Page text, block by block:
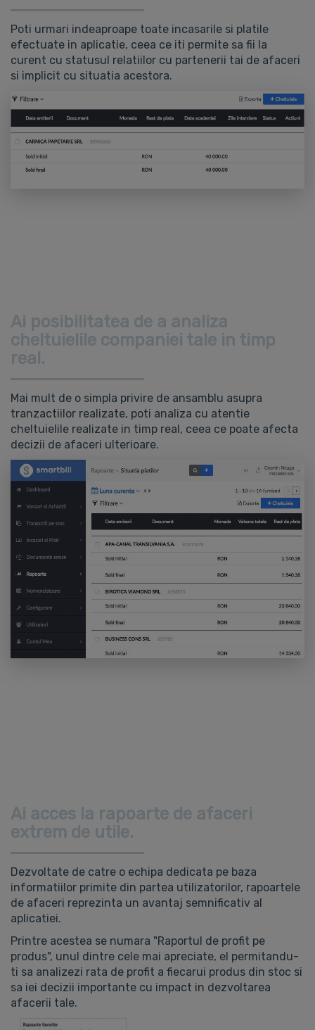
Poti urmari indeaproape toate incasarile si platile
efectuate in aplicatie, ceea ce iti permite sa fii la
curent cu statusul relatiilor cu partenerii tai de afaceri
si implicit cu situatia acestora.
Ai posibilitatea de a analiza
cheltuielile companiei tale in timp
real.
Mai mult de o simpla privire de ansamblu asupra
tranzactiilor realizate, poti analiza cu atentie
cheltuielile realizate in timp real, ceea ce poate afecta
decizii de afaceri ulterioare.
Ai acces la rapoarte de afaceri
extrem de utile.
Dezvoltate de catre o echipa dedicata pe baza
informatiilor primite din partea utilizatorilor, rapoartele
de afaceri reprezinta un avantaj semnificativ al
aplicatiei.
Printre acestea se numara "Raportul de profit pe
produs", unul dintre cele mai apreciate, el permitandu-
ti sa analizezi rata de profit a fiecarui produs din stoc si
sa iei decizii importante cu impact in dezvoltarea
afacerii tale.